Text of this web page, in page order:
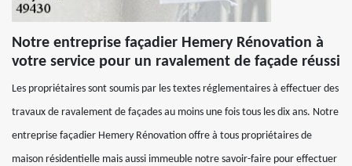
Notre entreprise façadier Hemery Rénovation à
votre service pour un ravalement de façade réussi
Les propriétaires sont soumis par les textes réglementaires à effectuer des
travaux de ravalement de façades au moins une fois tous les dix ans. Notre
entreprise façadier Hemery Rénovation offre à tous propriétaires de
maison résidentielle mais aussi immeuble notre savoir-faire pour effectuer